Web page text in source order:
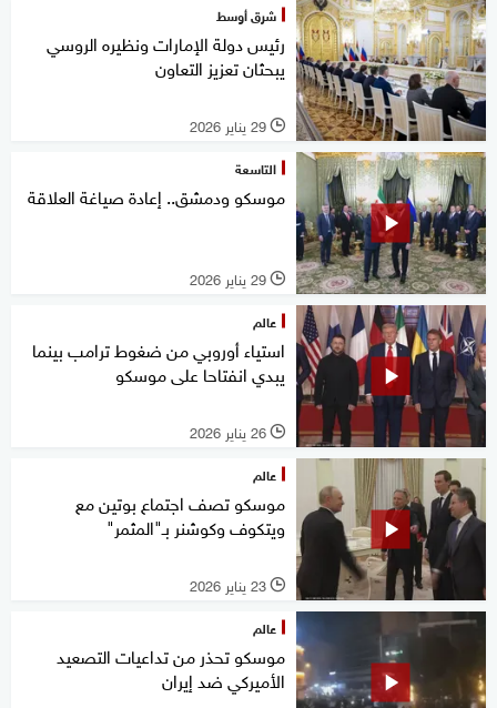
شرق أوسط
رئيس دولة الإمارات ونظيره الروسي
يبحثان تعزيز التعاون
l 29 يناير 2026
التاسعة
موسكو ودمشق.. إعادة صياغة العلاقة
l 29 يناير 2026
عالم
استياء أوروبي من ضغوط ترامب بينما
يبدي انفتاحا على موسكو
l 26 يناير 2026
عالم
موسكو تصف اجتماع بوتين مع
ويتكوف وكوشنر بـ"المثمر"
l 23 يناير 2026
عالم
موسكو تحذر من تداعيات التصعيد
الأميركي ضد إيران